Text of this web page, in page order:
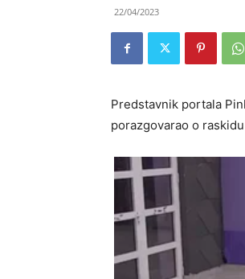
22/04/2023
Predstavnik portala
porazgovarao o